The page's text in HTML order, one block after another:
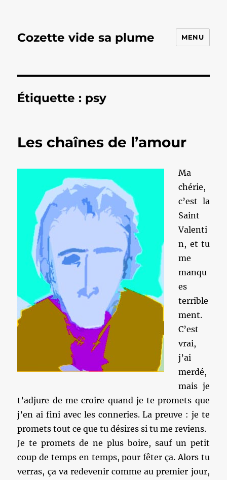
Cozette vide sa plume MENU
Étiquette : psy
Les chaînes de l’amour
Ma
chérie,
c’est la
Saint
Valenti
n, et tu
me
manqu
es
terrible
ment.
C’est
vrai,
j’ai
merdé,
mais je
t’adjure de me croire quand je te promets que
j’en ai fini avec les conneries. La preuve : je te
promets tout ce que tu désires si tu me reviens.
Je te promets de ne plus boire, sauf un petit
coup de temps en temps, pour fêter ça. Alors tu
verras, ça va redevenir comme au premier jour,